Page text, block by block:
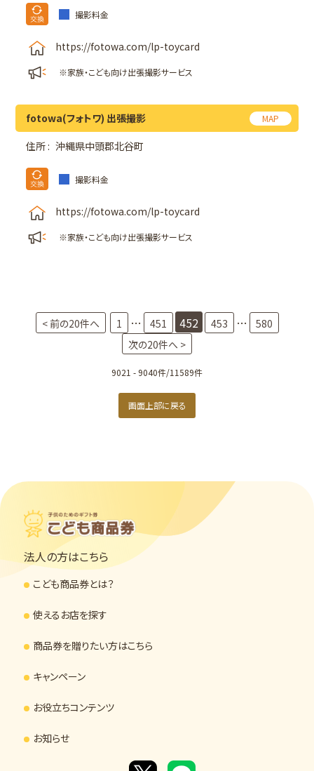
撮影料金
https://fotowa.com/lp-toycard
※家族・こども向け出張撮影サービス
fotowa(フォトワ) 出張撮影 MAP
住所 : 沖縄県中頭郡北谷町
撮影料金
https://fotowa.com/lp-toycard
※家族・こども向け出張撮影サービス
< 前の20件へ 1 … 451 452 453 …
580
次の20件へ >
9021 - 9040件/11589件
画面上部に戻る
法人の方はこちら
こども商品券とは？
使えるお店を探す
商品券を贈りたい方はこちら
キャンペーン
お役立ちコンテンツ
お知らせ